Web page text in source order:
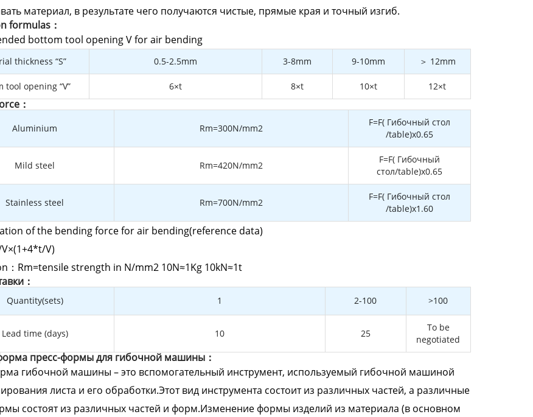
материал, в результате чего получаются чистые, прямые края и точный изгиб.
formulas：
bottom tool opening V for air bending
thickness “S” 0.5-2.5mm 3-8mm 9-10mm ＞ 12mm
tool opening “V” 6×t 8×t 10×t 12×t
：
Aluminium Rm=300N/mm2
F=F( Гибочный стол
/table)x0.65
Mild steel Rm=420N/mm2
F=F( Гибочный
стол/table)x0.65
Stainless steel Rm=700N/mm2
F=F( Гибочный стол
/table)x1.60
of the bending force for air bending(reference data)
V)
：Rm=tensile strength in N/mm2 10N≈1Kg 10kN≈1t
：
Quantity(sets) 1 2-100 >100
Lead time (days) 10 25
To be
negotiated
пресс-формы для гибочной машины：
гибочной машины – это вспомогательный инструмент, используемый гибочной машиной
листа и его обработки.Этот вид инструмента состоит из различных частей, а различные
состоят из различных частей и форм.Изменение формы изделий из материала (в основном